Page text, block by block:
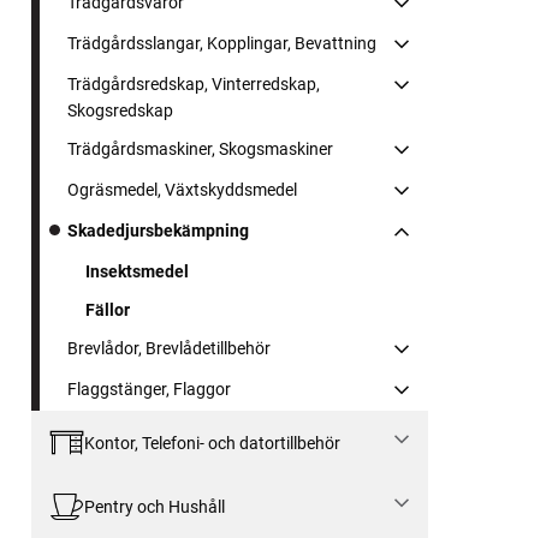
Trädgårdsslangar, Kopplingar, Bevattning
Trädgårdsredskap, Vinterredskap,
Skogsredskap
Trädgårdsmaskiner, Skogsmaskiner
Ogräsmedel, Växtskyddsmedel
Skadedjursbekämpning
Insektsmedel
Fällor
Brevlådor, Brevlådetillbehör
Flaggstänger, Flaggor
Kontor, Telefoni- och datortillbehör
Pentry och Hushåll